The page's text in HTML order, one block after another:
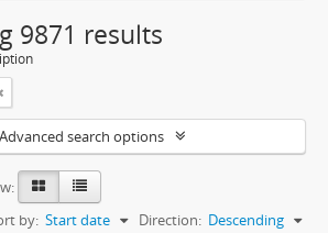
9871 results
Advanced search options
by: Start date Direction: Descending